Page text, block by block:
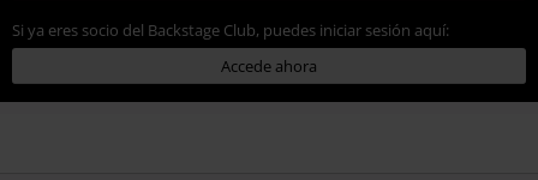
Si ya eres socio del Backstage Club, puedes iniciar sesión aquí:
Accede ahora